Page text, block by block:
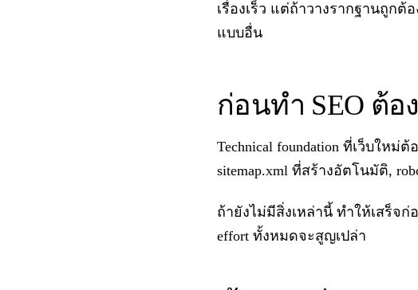
เรื่องเร็ว แต่ถ้าวางรากฐานถูก
แบบอื่น
ก่อนทำ SEO ต้
Technical foundation ที่เว็บใหม่
sitemap.xml ที่สร้างอัตโนมัติ,
ถ้ายังไม่มีสิ่งเหล่านี้ ทำให้เสร็จก่
effort ทั้งหมดจะสูญเปล่า